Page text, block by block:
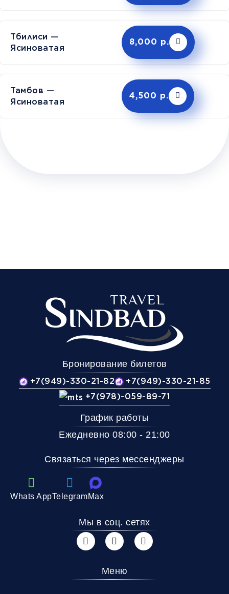
Тбилиси —
Ясиноватая
8,000 р.
Тамбов —
Ясиноватая
4,500 р.
Бронирование билетов
+7(949)-330-21-82
+7(949)-330-21-85
+7(978)-059-89-71
График работы
Ежедневно 08:00 - 21:00
Связаться через мессенджеры
Whats AppTelegramMax
Мы в соц. сетях
Меню